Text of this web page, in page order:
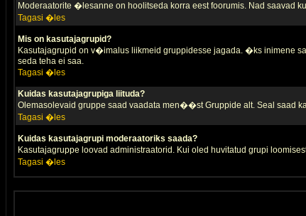
Moderaatorite �lesanne on hoolitseda korra eest foorumis. Nad saavad
Tagasi �les
Mis on kasutajagrupid?
Kasutajagrupid on v�imalus liikmeid gruppidesse jagada. �ks inimene
seda teha ei saa.
Tagasi �les
Kuidas kasutajagrupiga liituda?
Olemasolevaid gruppe saad vaadata men��st Gruppide alt. Seal saad
Tagasi �les
Kuidas kasutajagrupi moderaatoriks saada?
Kasutajagruppe loovad administraatorid. Kui oled huvitatud grupi
Tagasi �les